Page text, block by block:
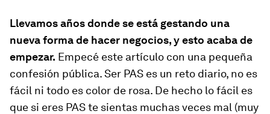
Llevamos años donde se está gestando una
nueva forma de hacer negocios, y esto acaba de
empezar. Empecé este artículo con una pequeña
confesión pública. Ser PAS es un reto diario, no es
fácil ni todo es color de rosa. De hecho lo fácil es
que si eres PAS te sientas muchas veces mal (muy